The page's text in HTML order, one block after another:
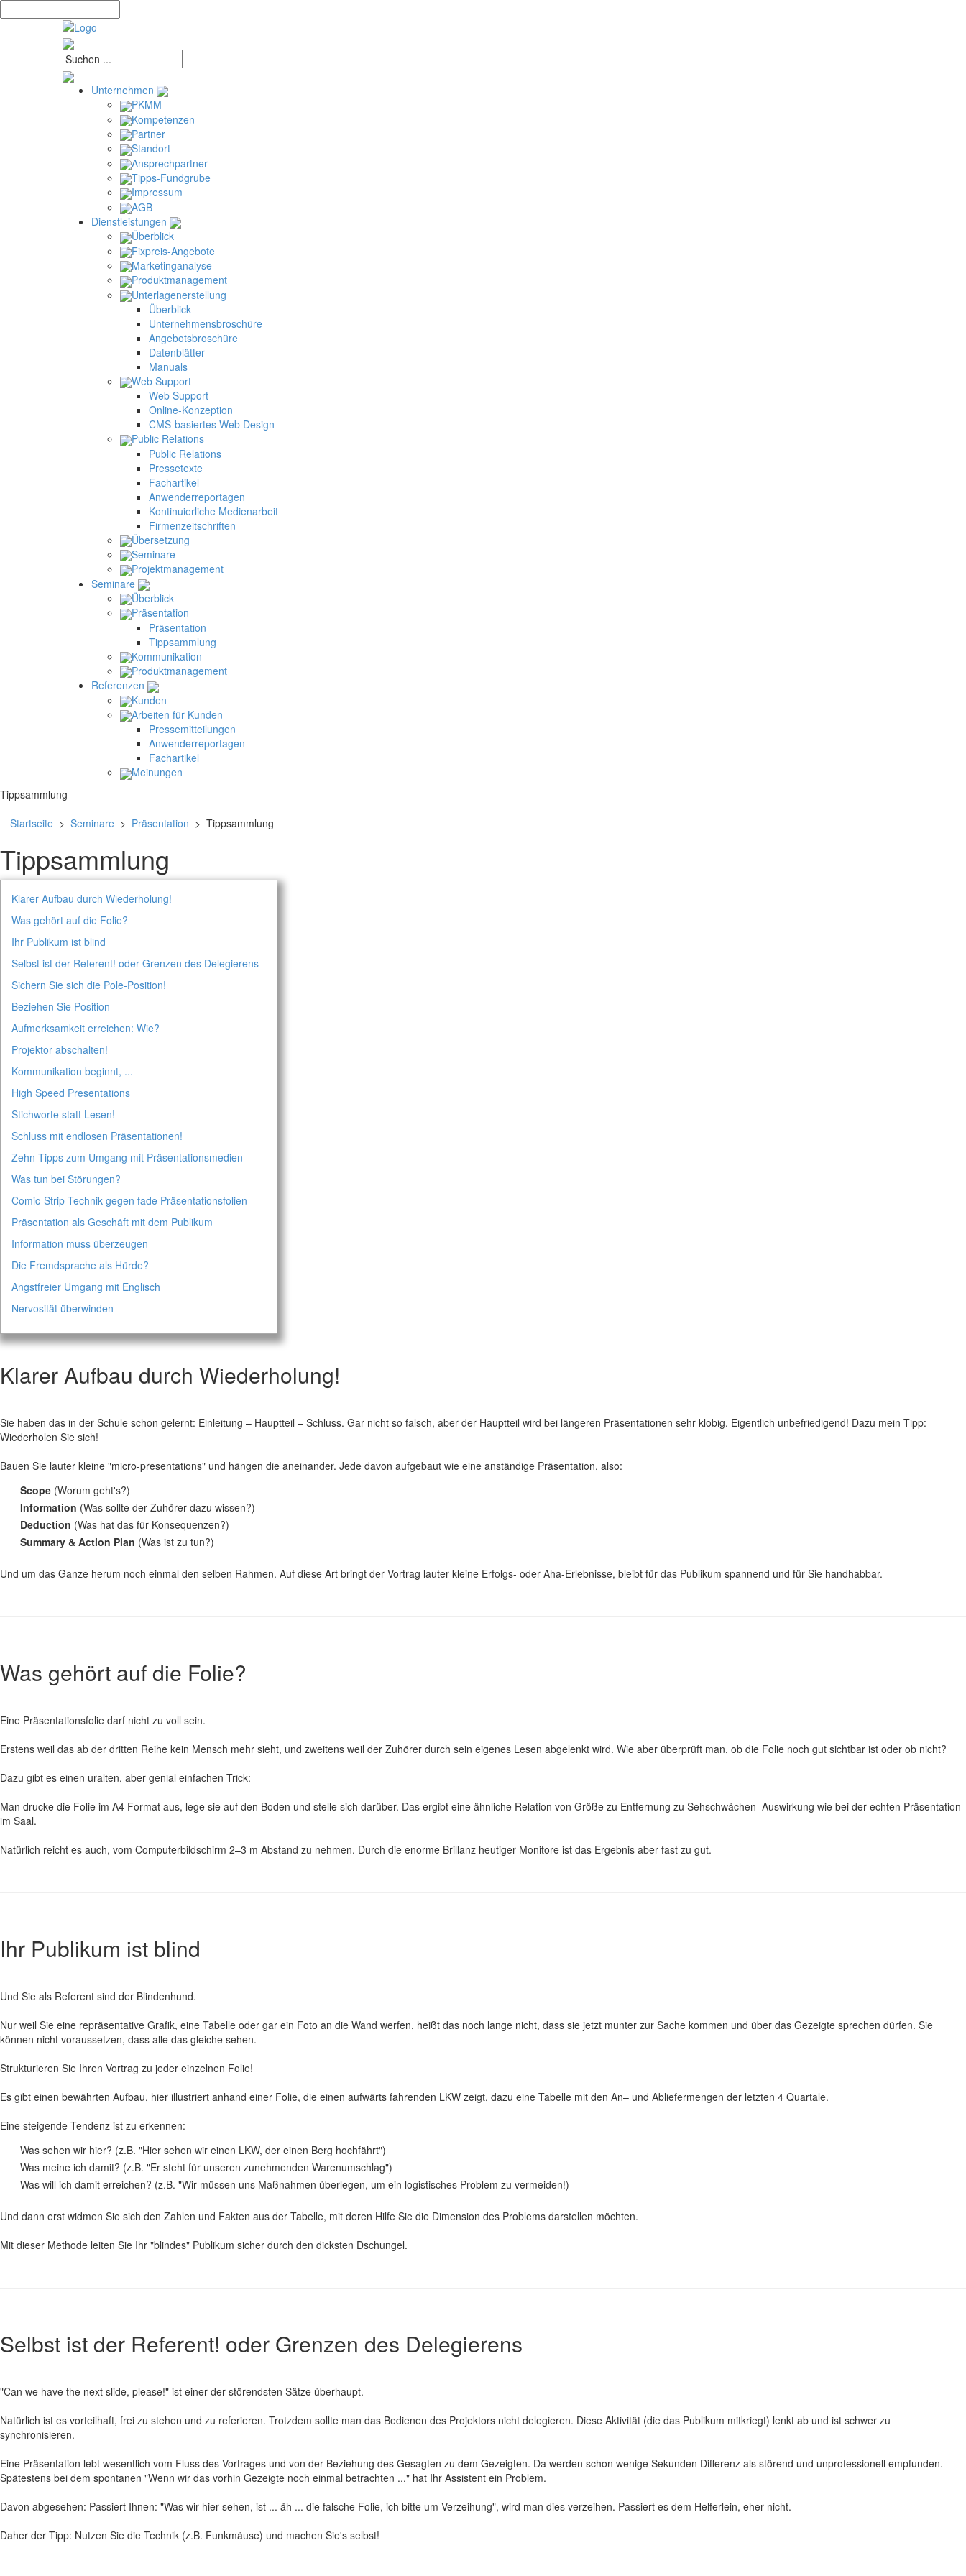
Unternehmen
PKMM
Kompetenzen
Partner
Standort
Ansprechpartner
Tipps-Fundgrube
Impressum
AGB
Dienstleistungen
Überblick
Fixpreis-Angebote
Marketinganalyse
Produktmanagement
Unterlagenerstellung
Überblick
Unternehmensbroschüre
Angebotsbroschüre
Datenblätter
Manuals
Web Support
Web Support
Online-Konzeption
CMS-basiertes Web Design
Public Relations
Public Relations
Pressetexte
Fachartikel
Anwenderreportagen
Kontinuierliche Medienarbeit
Firmenzeitschriften
Übersetzung
Seminare
Projektmanagement
Seminare
Überblick
Präsentation
Präsentation
Tippsammlung
Kommunikation
Produktmanagement
Referenzen
Kunden
Arbeiten für Kunden
Pressemitteilungen
Anwenderreportagen
Fachartikel
Meinungen
Tippsammlung
Startseite > Seminare > Präsentation > Tippsammlung
Tippsammlung
Klarer Aufbau durch Wiederholung!
Was gehört auf die Folie?
Ihr Publikum ist blind
Selbst ist der Referent! oder Grenzen des Delegierens
Sichern Sie sich die Pole-Position!
Beziehen Sie Position
Aufmerksamkeit erreichen: Wie?
Projektor abschalten!
Kommunikation beginnt, ...
High Speed Presentations
Stichworte statt Lesen!
Schluss mit endlosen Präsentationen!
Zehn Tipps zum Umgang mit Präsentationsmedien
Was tun bei Störungen?
Comic-Strip-Technik gegen fade Präsentationsfolien
Präsentation als Geschäft mit dem Publikum
Information muss überzeugen
Die Fremdsprache als Hürde?
Angstfreier Umgang mit Englisch
Nervosität überwinden
Klarer Aufbau durch Wiederholung!
Sie haben das in der Schule schon gelernt: Einleitung – Hauptteil – Schluss. Gar nicht so falsch, aber der Hauptteil wird bei längeren Präsentationen sehr klobig. Eigentlich unbefriedigend! Dazu mein Tipp:
Wiederholen Sie sich!
Bauen Sie lauter kleine "micro-presentations" und hängen die aneinander. Jede davon aufgebaut wie eine anständige Präsentation, also:
Scope (Worum geht's?)
Information (Was sollte der Zuhörer dazu wissen?)
Deduction (Was hat das für Konsequenzen?)
Summary & Action Plan (Was ist zu tun?)
Und um das Ganze herum noch einmal den selben Rahmen. Auf diese Art bringt der Vortrag lauter kleine Erfolgs- oder Aha-Erlebnisse, bleibt für das Publikum spannend und für Sie handhabbar.
Was gehört auf die Folie?
Eine Präsentationsfolie darf nicht zu voll sein.
Erstens weil das ab der dritten Reihe kein Mensch mehr sieht, und zweitens weil der Zuhörer durch sein eigenes Lesen abgelenkt wird. Wie aber überprüft man, ob die Folie noch gut sichtbar ist oder ob nicht?
Dazu gibt es einen uralten, aber genial einfachen Trick:
Man drucke die Folie im A4 Format aus, lege sie auf den Boden und stelle sich darüber. Das ergibt eine ähnliche Relation von Größe zu Entfernung zu Sehschwächen–Auswirkung wie bei der echten Präsentation
im Saal.
Natürlich reicht es auch, vom Computerbildschirm 2–3 m Abstand zu nehmen. Durch die enorme Brillanz heutiger Monitore ist das Ergebnis aber fast zu gut.
Ihr Publikum ist blind
Und Sie als Referent sind der Blindenhund.
Nur weil Sie eine repräsentative Grafik, eine Tabelle oder gar ein Foto an die Wand werfen, heißt das noch lange nicht, dass sie jetzt munter zur Sache kommen und über das Gezeigte sprechen dürfen. Sie
können nicht voraussetzen, dass alle das gleiche sehen.
Strukturieren Sie Ihren Vortrag zu jeder einzelnen Folie!
Es gibt einen bewährten Aufbau, hier illustriert anhand einer Folie, die einen aufwärts fahrenden LKW zeigt, dazu eine Tabelle mit den An– und Abliefermengen der letzten 4 Quartale.
Eine steigende Tendenz ist zu erkennen:
Was sehen wir hier? (z.B. "Hier sehen wir einen LKW, der einen Berg hochfährt")
Was meine ich damit? (z.B. "Er steht für unseren zunehmenden Warenumschlag")
Was will ich damit erreichen? (z.B. "Wir müssen uns Maßnahmen überlegen, um ein logistisches Problem zu vermeiden!)
Und dann erst widmen Sie sich den Zahlen und Fakten aus der Tabelle, mit deren Hilfe Sie die Dimension des Problems darstellen möchten.
Mit dieser Methode leiten Sie Ihr "blindes" Publikum sicher durch den dicksten Dschungel.
Selbst ist der Referent! oder Grenzen des Delegierens
"Can we have the next slide, please!" ist einer der störendsten Sätze überhaupt.
Natürlich ist es vorteilhaft, frei zu stehen und zu referieren. Trotzdem sollte man das Bedienen des Projektors nicht delegieren. Diese Aktivität (die das Publikum mitkriegt) lenkt ab und ist schwer zu
synchronisieren.
Eine Präsentation lebt wesentlich vom Fluss des Vortrages und von der Beziehung des Gesagten zu dem Gezeigten. Da werden schon wenige Sekunden Differenz als störend und unprofessionell empfunden.
Spätestens bei dem spontanen "Wenn wir das vorhin Gezeigte noch einmal betrachten ..." hat Ihr Assistent ein Problem.
Davon abgesehen: Passiert Ihnen: "Was wir hier sehen, ist ... äh ... die falsche Folie, ich bitte um Verzeihung", wird man dies verzeihen. Passiert es dem Helferlein, eher nicht.
Daher der Tipp: Nutzen Sie die Technik (z.B. Funkmäuse) und machen Sie's selbst!